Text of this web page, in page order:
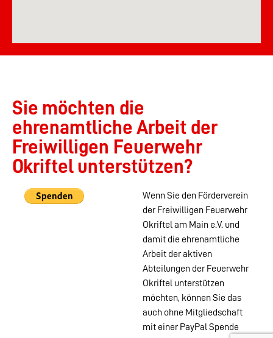
Sie möchten die
ehrenamtliche Arbeit der
Freiwilligen Feuerwehr
Okriftel unterstützen?
Wenn Sie den Förderverein
der Freiwilligen Feuerwehr
Okriftel am Main e.V. und
damit die ehrenamtliche
Arbeit der aktiven
Abteilungen der Feuerwehr
Okriftel unterstützen
möchten, können Sie das
auch ohne Mitgliedschaft
mit einer PayPal Spende